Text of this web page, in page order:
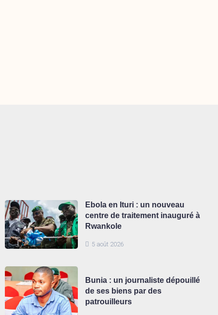
5 août 2026
Ebola en Ituri : un nouveau
centre de traitement inauguré à
Rwankole
Bunia : un journaliste dépouillé
de ses biens par des
patrouilleurs